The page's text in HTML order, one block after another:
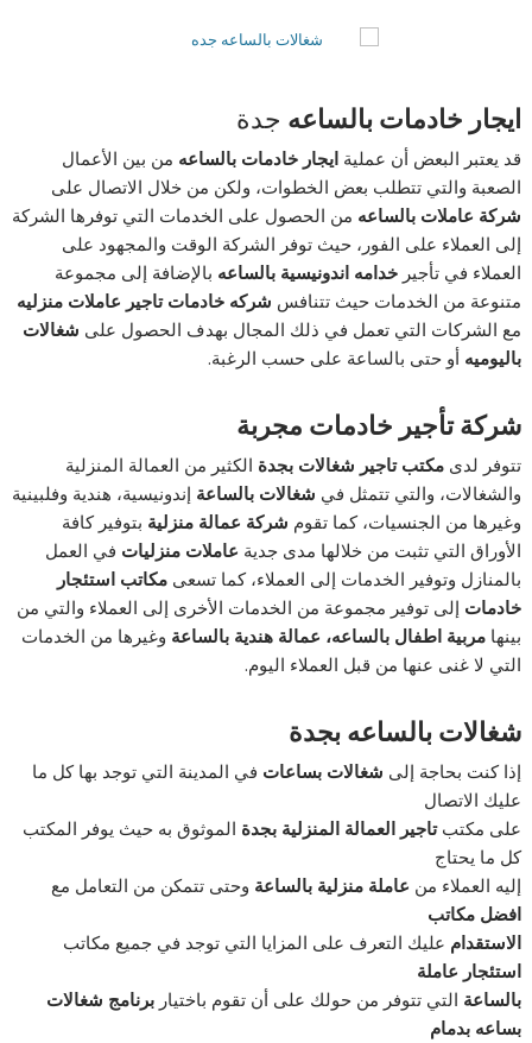
ايجار خادمات بالساعه جدة
قد يعتبر البعض أن عمليةايجار خادمات بالساعه من بين الأعمال
الصعبة والتي تتطلب بعض الخطوات، ولكن من خلال الاتصال على
شركة عاملات بالساعه من الحصول على الخدمات التي توفرها الشركة
إلى العملاء على الفور، حيث توفر الشركة الوقت والمجهود على
العملاء في تأجيرخدامه اندونيسية بالساعه بالإضافة إلى مجموعة
متنوعة من الخدمات حيث تتنافس شركه خادمات تاجير عاملات منزليه
مع الشركات التي تعمل في ذلك المجال بهدف الحصول على شغالات
باليوميهأو حتى بالساعة على حسب الرغبة.
شركة تأجير خادمات مجربة
تتوفر لدىمكتب تاجير شغالات بجدة الكثير من العمالة المنزلية
والشغالات، والتي تتمثل في شغالات بالساعة إندونيسية، هندية وفلبينية
وغيرها من الجنسيات، كما تقوم شركة عمالة منزلية بتوفير كافة
الأوراق التي تثبت من خلالها مدى جدية عاملات منزليات في العمل
بالمنازل وتوفير الخدمات إلى العملاء، كما تسعىمكاتب استئجار
خادمات إلى توفير مجموعة من الخدمات الأخرى إلى العملاء والتي من
بينهامربية اطفال بالساعه، عمالة هندية بالساعة وغيرها من الخدمات
التي لا غنى عنها من قبل العملاء اليوم.
شغالات بالساعه بجدة
إذا كنت بحاجة إلى شغالات بساعات في المدينة التي توجد بها كل ما
عليك الاتصال
على مكتبتاجير العمالة المنزلية بجدة الموثوق به حيث يوفر المكتب
كل ما يحتاج
إليه العملاء من عاملة منزلية بالساعة وحتى تتمكن من التعامل مع
افضل مكاتب
الاستقدام عليك التعرف على المزايا التي توجد في جميع مكاتب
استئجار عاملة
بالساعة التي تتوفر من حولك على أن تقوم باختياربرنامج شغالات
بساعه بدمام